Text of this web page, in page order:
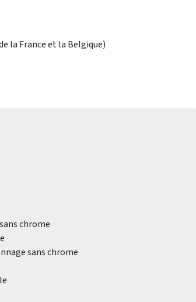
la France et la Belgique)
chrome
sans chrome